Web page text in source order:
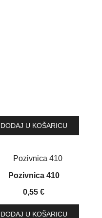
DODAJ U KOŠARICU
Pozivnica 410
0,55 €
DODAJ U KOŠARICU